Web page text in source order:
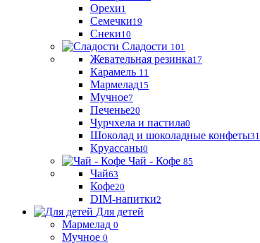
Орехи1
Семечки19
Снеки10
Сладости 101
Жевательная резинка17
Карамель 11
Мармелад15
Мучное7
Печенье20
Чурчхела и пастила0
Шоколад и шоколадные конфеты31
Круассаны0
Чай - Кофе 85
Чай63
Кофе20
DIM-напитки2
Для детей
Мармелад 0
Мучное 0